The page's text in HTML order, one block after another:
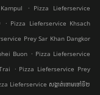
. Pizza Lieferservice
. Pizza Lieferservice Khsach
Prey Sar Khan Dangkor
Buon . Pizza Lieferservice
. Pizza Lieferservice Prey
Lieferservice សង្កាត់ចោមចៅទី២